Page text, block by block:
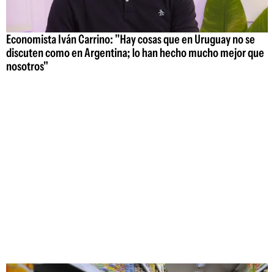
Economista Iván Carrino: "Hay cosas que en Uruguay no se
discuten como en Argentina; lo han hecho mucho mejor que
nosotros"